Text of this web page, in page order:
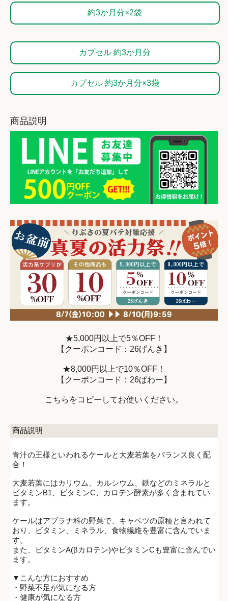
約3か月分×2袋
カプセル 約3か月分
カプセル 約3か月分×3袋
商品説明
★5,000円以上で5％OFF！
【クーポンコード：26げんき】
★8,000円以上で10％OFF！
【クーポンコード：26ぱわー】
こちらをコピーしてお使いください。
商品説明
青汁の王様といわれるケールと大麦若葉をバランス良く配
合！
大麦若葉にはカリウム、カルシウム、鉄などのミネラルと
ビタミンB1、ビタミンC、カロテン酵素が多く含まれてい
ます。
ケールはアブラナ科の野菜で、キャベツの原種と言われて
おり、ビタミン、ミネラル、食物繊維を豊富に含んでいま
す。
また、ビタミンA(βカロテン)やビタミンCも豊富に含んでい
ます。
▼こんな方におすすめ
・野菜不足が気になる方
・健康が気になる方